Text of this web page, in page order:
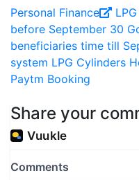
Personal Finance
before September 30
beneficiaries time till
system LPG Cylinders
Paytm Booking
Share your